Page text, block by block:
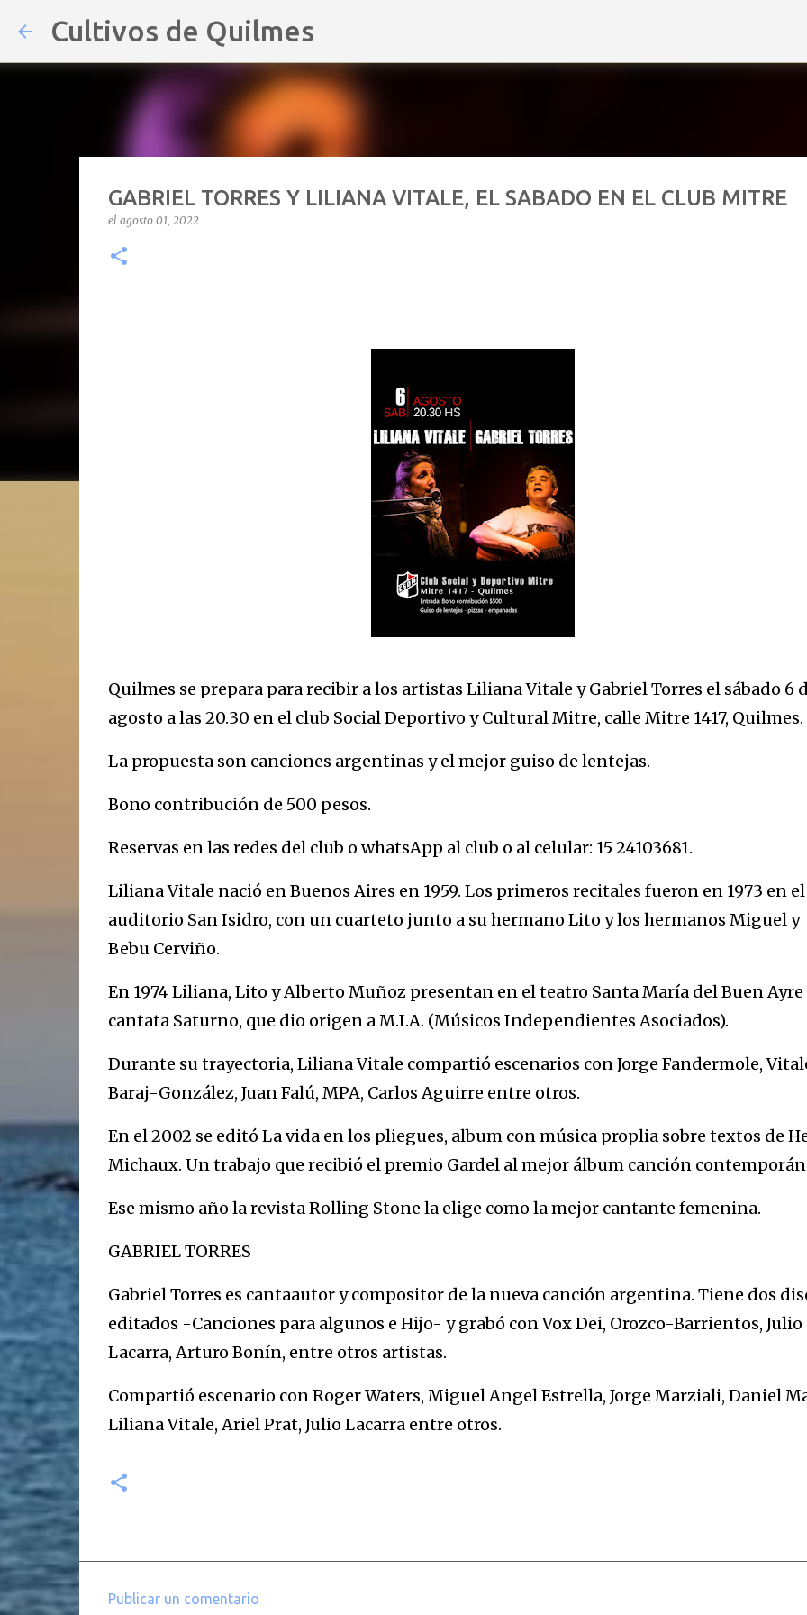
Cultivos de Quilmes
GABRIEL TORRES Y LILIANA VITALE, EL SABADO EN EL CLUB MITRE
el agosto 01, 2022
Quilmes se prepara para recibir a los artistas Liliana Vitale y Gabriel Torres el sábado 6
agosto a las 20.30 en el club Social Deportivo y Cultural Mitre, calle Mitre 1417, Quilmes.
La propuesta son canciones argentinas y el mejor guiso de lentejas.
Bono contribución de 500 pesos.
Reservas en las redes del club o whatsApp al club o al celular: 15 24103681.
Liliana Vitale nació en Buenos Aires en 1959. Los primeros recitales fueron en 1973 en el
auditorio San Isidro, con un cuarteto junto a su hermano Lito y los hermanos Miguel y
Bebu Cerviño.
En 1974 Liliana, Lito y Alberto Muñoz presentan en el teatro Santa María del Buen Ayre
cantata Saturno, que dio origen a M.I.A. (Músicos Independientes Asociados).
Durante su trayectoria, Liliana Vitale compartió escenarios con Jorge Fandermole,
Baraj-González, Juan Falú, MPA, Carlos Aguirre entre otros.
En el 2002 se editó La vida en los pliegues, album con música proplia sobre textos de
Michaux. Un trabajo que recibió el premio Gardel al mejor álbum canción
Ese mismo año la revista Rolling Stone la elige como la mejor cantante femenina.
GABRIEL TORRES
Gabriel Torres es cantaautor y compositor de la nueva canción argentina. Tiene dos
editados -Canciones para algunos e Hijo- y grabó con Vox Dei, Orozco-Barrientos, Julio
Lacarra, Arturo Bonín, entre otros artistas.
Compartió escenario con Roger Waters, Miguel Angel Estrella, Jorge Marziali, Daniel
Liliana Vitale, Ariel Prat, Julio Lacarra entre otros.
Publicar un comentario